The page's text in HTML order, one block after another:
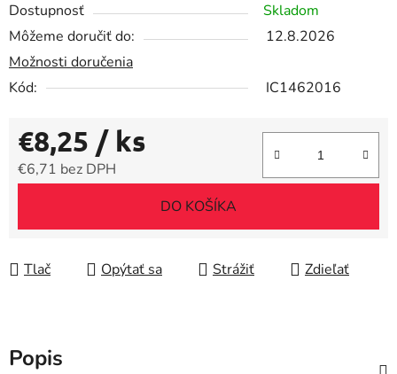
Dostupnosť
Skladom
Môžeme doručiť do:
12.8.2026
Možnosti doručenia
Kód:
IC1462016
€8,25 / ks
€6,71 bez DPH
DO KOŠÍKA
Tlač Opýtať sa Strážiť Zdieľať
Popis